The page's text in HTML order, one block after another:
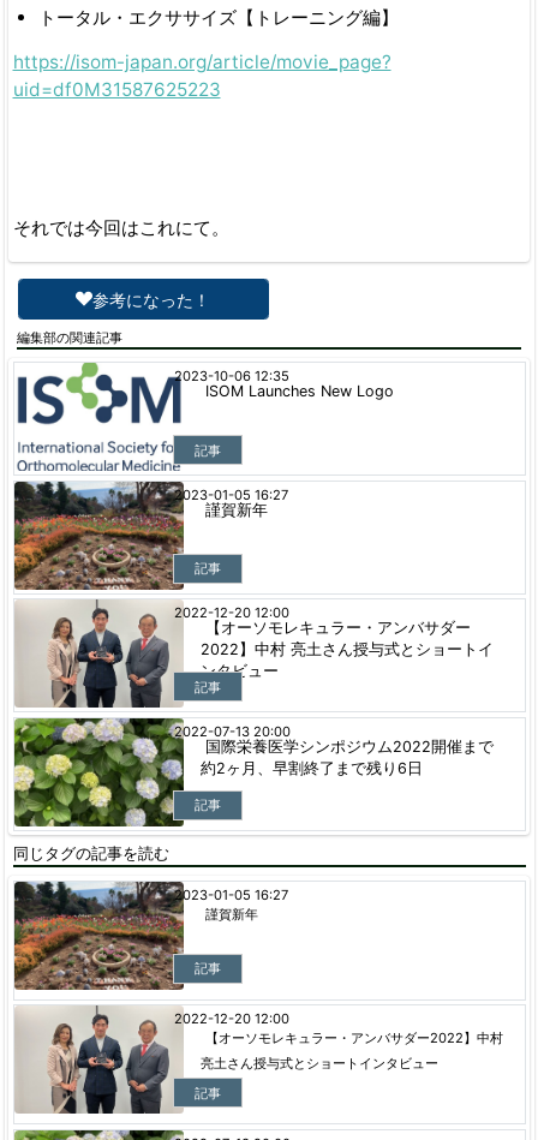
トータル・エクササイズ【トレーニング編】
https://isom-japan.org/article/movie_page?
uid=df0M31587625223
それでは今回はこれにて。
参考になった！
編集部の関連記事
ISOM Launches New Logo
記事
2023-10-06 12:35
謹賀新年
記事
2023-01-05 16:27
【オーソモレキュラー・アンバサダー
2022】中村 亮土さん授与式とショートイ
ンタビュー
記事
2022-12-20 12:00
国際栄養医学シンポジウム2022開催まで
約2ヶ月、早割終了まで残り6日
記事
2022-07-13 20:00
同じタグの記事を読む
謹賀新年
記事
2023-01-05 16:27
【オーソモレキュラー・アンバサダー2022】中村
亮土さん授与式とショートインタビュー
記事
2022-12-20 12:00